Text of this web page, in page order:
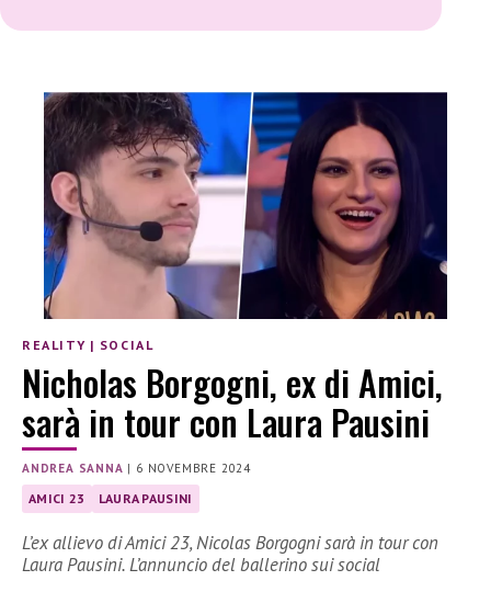
REALITY | SOCIAL
Nicholas Borgogni, ex di Amici,
sarà in tour con Laura Pausini
ANDREA SANNA | 6 NOVEMBRE 2024
AMICI 23 LAURA PAUSINI
L’ex allievo di Amici 23, Nicolas Borgogni sarà in tour con
Laura Pausini. L’annuncio del ballerino sui social